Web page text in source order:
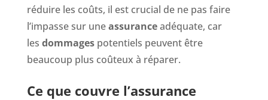
réduire les coûts, il est crucial de ne pas faire
l’impasse sur uneassuranceadéquate, car
les dommagespotentiels peuvent être
beaucoup plus coûteux à réparer.
Ce que couvre l’assurance